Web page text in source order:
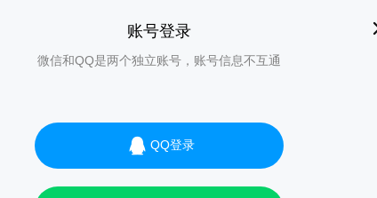
账号登录
微信和QQ是两个独立账号，账号信息不互通
QQ登录